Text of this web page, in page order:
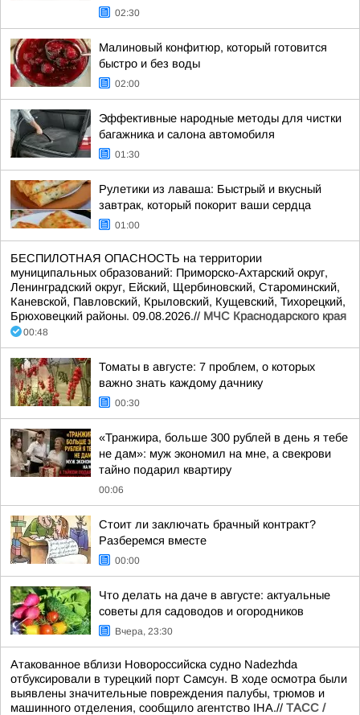
02:30
Малиновый конфитюр, который готовится
быстро и без воды
02:00
Эффективные народные методы для чистки
багажника и салона автомобиля
01:30
Рулетики из лаваша: Быстрый и вкусный
завтрак, который покорит ваши сердца
01:00
БЕСПИЛОТНАЯ ОПАСНОСТЬ на территории
муниципальных образований: Приморско-Ахтарский округ,
Ленинградский округ, Ейский, Щербиновский, Староминский,
Каневской, Павловский, Крыловский, Кущевский, Тихорецкий,
Брюховецкий районы. 09.08.2026.// МЧС Краснодарского края
00:48
Томаты в августе: 7 проблем, о которых
важно знать каждому дачнику
00:30
«Транжира, больше 300 рублей в день я тебе
не дам»: муж экономил на мне, а свекрови
тайно подарил квартиру
00:06
Стоит ли заключать брачный контракт?
Разберемся вместе
00:00
Что делать на даче в августе: актуальные
советы для садоводов и огородников
Вчера, 23:30
Атакованное вблизи Новороссийска судно Nadezhda
отбуксировали в турецкий порт Самсун. В ходе осмотра были
выявлены значительные повреждения палубы, трюмов и
машинного отделения, сообщило агентство IHA.// ТАСС /